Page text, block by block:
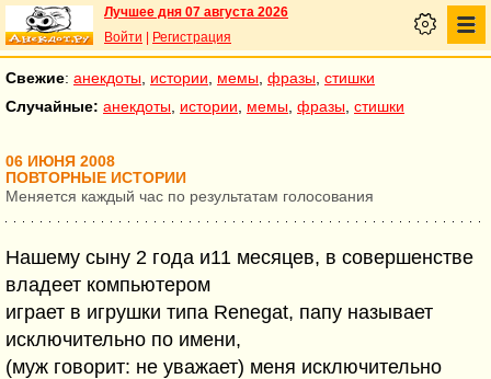
Лучшее дня 07 августа 2026
Войти
Регистрация
Свежие: анекдоты истории мемы фразы стишки
Случайные: анекдоты истории мемы фразы стишки
06 ИЮНЯ 2008
ПОВТОРНЫЕ ИСТОРИИ
Меняется каждый час по результатам голосования
Нашему сыну 2 года и11 месяцев, в совершенстве
владеет компьютером
играет в игрушки типа Renegat, папу называет
исключительно по имени,
(муж говорит: не уважает) меня исключительно